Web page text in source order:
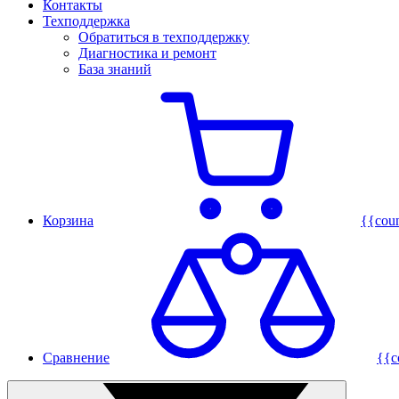
Контакты
Техподдержка
Обратиться в техподдержку
Диагностика и ремонт
База знаний
Корзина
Сравнение